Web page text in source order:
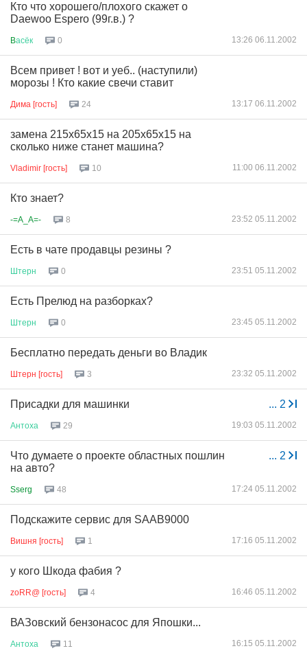
Кто что хорошего/плохого скажет о
Daewoo Esperо (99г.в.) ?
Bасёк 0 13:26 06.11.2002
Всем привет ! вот и уеб.. (наступили)
морозы ! Кто какие свечи ставит
Дима [гость] 24 13:17 06.11.2002
замена 215х65х15 на 205х65х15 на
сколько ниже станет машина?
Vladimir [гость] 10 11:00 06.11.2002
Кто знает?
-=A_A=- 8 23:52 05.11.2002
Есть в чате продавцы резины ?
Штерн 0 23:51 05.11.2002
Есть Прелюд на разборках?
Штерн 0 23:45 05.11.2002
Бесплатно передать деньги во Владик
Штерн [гость] 3 23:32 05.11.2002
... 2
Присадки для машинки
Антоха 29 19:03 05.11.2002
... 2
Что думаете о проекте областных пошлин
на авто?
Sserg 48 17:24 05.11.2002
Подскажите сервис для SAAB9000
Вишня [гость] 1 17:16 05.11.2002
у кого Шкода фабия ?
zoRR@ [гость] 4 16:46 05.11.2002
ВАЗовский бензонасос для Япошки...
Антоха 11 16:15 05.11.2002